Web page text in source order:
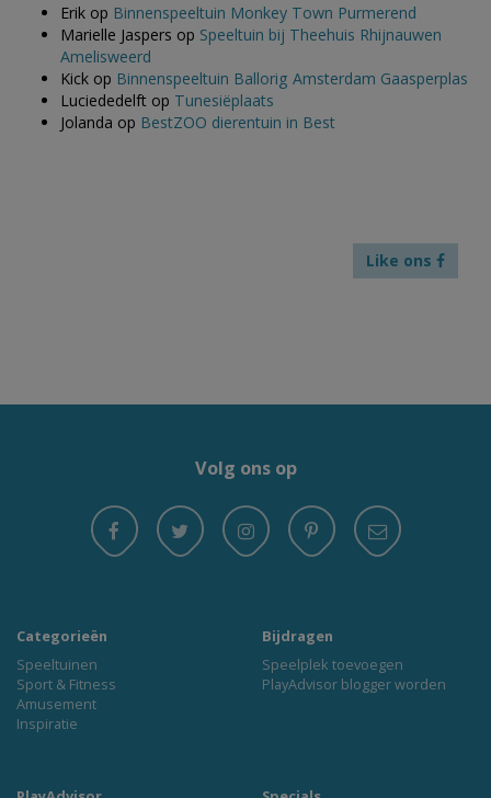
Erik op Binnenspeeltuin Monkey Town Purmerend
Marielle Jaspers op Speeltuin bij Theehuis Rhijnauwen
Amelisweerd
Kick op Binnenspeeltuin Ballorig Amsterdam Gaasperplas
Luciededelft op Tunesiëplaats
Jolanda op BestZOO dierentuin in Best
Like ons
Volg ons op
Categorieën
Speeltuinen
Sport & Fitness
Amusement
Inspiratie
Bijdragen
Speelplek toevoegen
PlayAdvisor blogger worden